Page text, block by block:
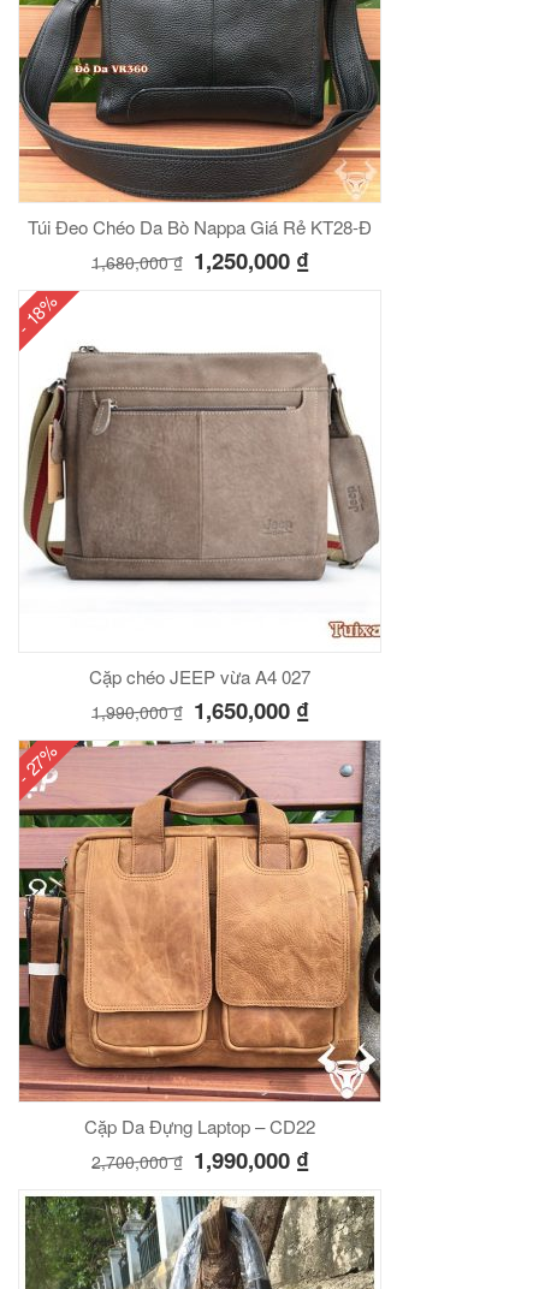
Túi Đeo Chéo Da Bò Nappa Giá Rẻ KT28-Đ
1,680,000₫ 1,250,000 ₫
- 18%
Cặp chéo JEEP vừa A4 027
1,990,000₫ 1,650,000 ₫
- 27%
Cặp Da Đựng Laptop – CD22
2,700,000₫ 1,990,000 ₫